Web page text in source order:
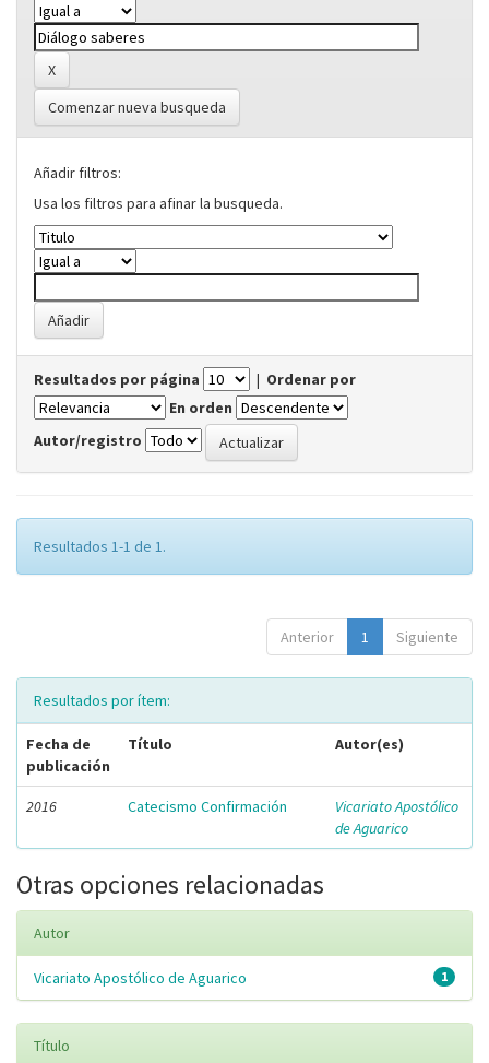
Comenzar nueva busqueda
Añadir filtros:
Usa los filtros para afinar la busqueda.
Resultados por página | Ordenar por
En orden
Autor/registro
Resultados 1-1 de 1.
Anterior 1 Siguiente
Resultados por ítem:
Fecha de
publicación
Título Autor(es)
2016 Catecismo Confirmación
Vicariato Apostólico
de Aguarico
Otras opciones relacionadas
Autor
1
Vicariato Apostólico de Aguarico
Título